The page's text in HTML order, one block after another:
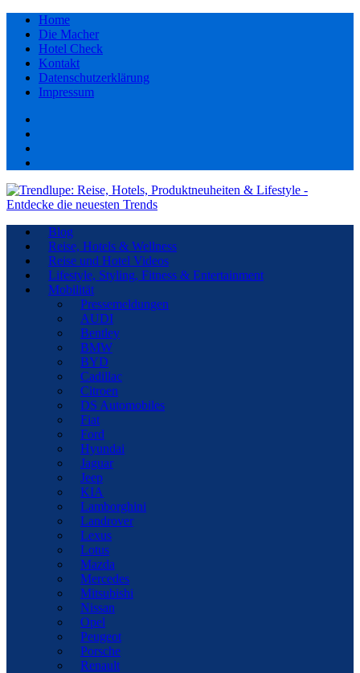
Home
Die Macher
Hotel Check
Kontakt
Datenschutzerklärung
Impressum
Blog
Reise, Hotels & Wellness
Reise und Hotel Videos
Lifestyle, Styling, Fitness & Entertainment
Mobilität
Pressemeldungen
AUDI
Bentley
BMW
BYD
Cadillac
Citroen
DS Automobiles
Fiat
Ford
Hyundai
Jaguar
Jeep
KIA
Lamborghini
Landrover
Lexus
Lotus
Mazda
Mercedes
Mitsubishi
Nissan
Opel
Peugeot
Porsche
Renault